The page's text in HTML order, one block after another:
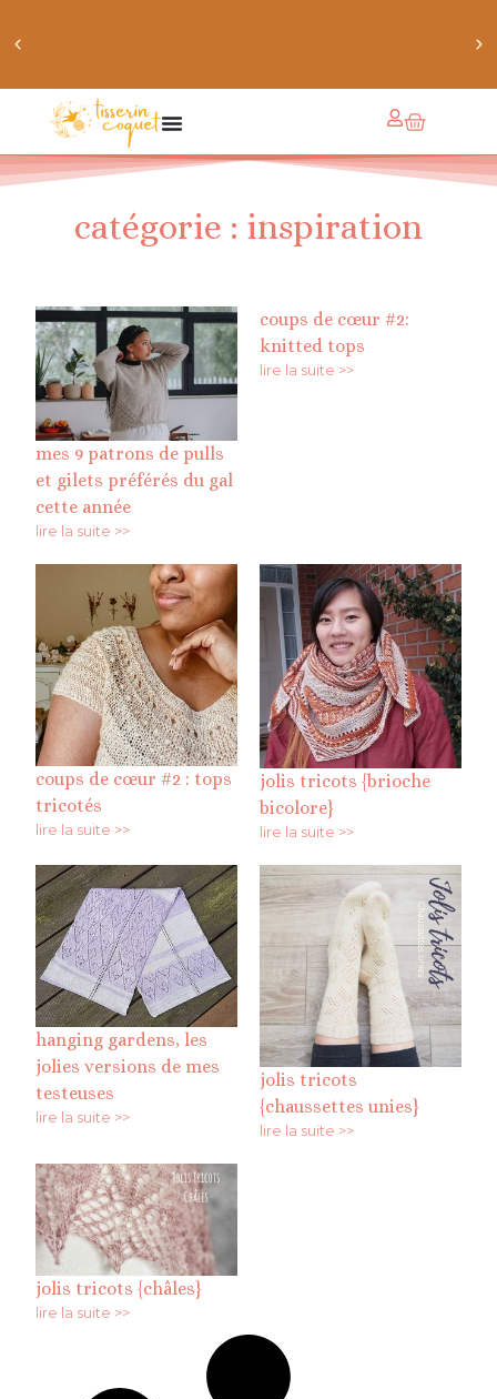
obtiens 20% de réduction sur ton prochain achat de
catégorie : inspiration
mes 9 patrons de pulls
et gilets préférés du gal
cette année
lire la suite >>
coups de cœur #2:
knitted tops
lire la suite >>
coups de cœur #2 : tops
tricotés
lire la suite >>
jolis tricots {brioche
bicolore}
lire la suite >>
hanging gardens, les
jolies versions de mes
testeuses
lire la suite >>
jolis tricots
{chaussettes unies}
lire la suite >>
jolis tricots {châles}
lire la suite >>